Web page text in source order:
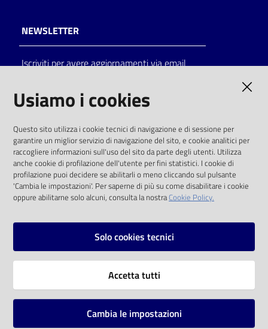
on line
Eventi
Chiedi al
bibliotecario
Avvisi
NEWSLETTER
Iscriviti per avere aggiornamenti via email
solo alle condizioni previste dalla direttiva
comunitaria 2003/98/CE e dal d.lgs. 36/2006
SOCIAL
Instagram
Vai alla pagina
Usiamo i cookies
Questo sito utilizza i cookie tecnici di navigazione e di sessione per
garantire un miglior servizio di navigazione del sito, e cookie analitici per
raccogliere informazioni sull'uso del sito da parte degli utenti. Utilizza
anche cookie di profilazione dell'utente per fini statistici. I cookie di
profilazione puoi decidere se abilitarli o meno cliccando sul pulsante
'Cambia le impostazioni'. Per saperne di più su come disabilitare i cookie
oppure abilitarne solo alcuni, consulta la nostraCookie Policy.
Solo cookies tecnici
Accetta tutti
Cambia le impostazioni